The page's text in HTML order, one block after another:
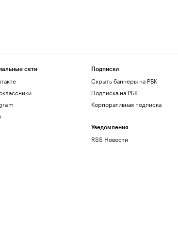
сети Подписки
Скрыть баннеры на РБК
Подписка на РБК
Корпоративная подписка
Уведомления
RSS Новости